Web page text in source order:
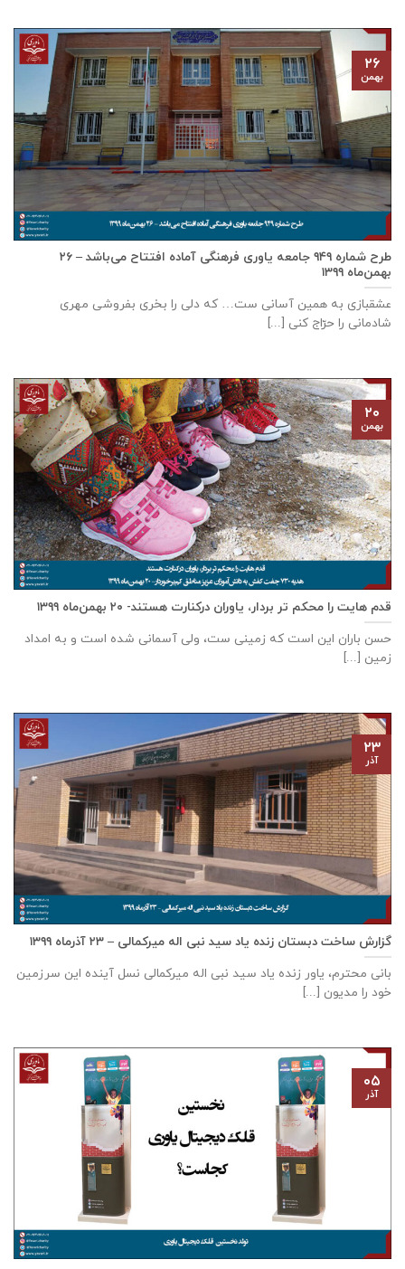
طرح شماره ۹۴۹ جامعه ياوری فرهنگی آماده افتتاح می‌باشد – ۲۶
بهمن‌ماه ۱۳۹۹
عشقبازی به همین آسانی ست… که دلی را بخری بفروشی مهری
شادمانی را حرّاج کنی [...]
۲۶
بهمن
قدم هایت را محکم تر بردار، یاوران درکنارت هستند- ۲۰ بهمن‌ماه ۱۳۹۹
حسن باران این است که زمینی ست، ولی آسمانی شده است و به امداد
زمین [...]
۲۰
بهمن
گزارش ساخت دبستان زنده ياد سيد نبی اله ميركمالی – ۲۳ آذر‌ماه ۱۳۹۹
بانی محترم، یاور زنده ياد سيد نبی اله ميركمالی نسل آینده این سرزمین
خود را مدیون [...]
۲۳
آذر
۰۵
آذر